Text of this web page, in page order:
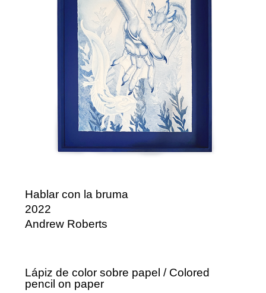
Hablar con la bruma
2022
Andrew Roberts
Lápiz de color sobre papel / Colored
pencil on paper